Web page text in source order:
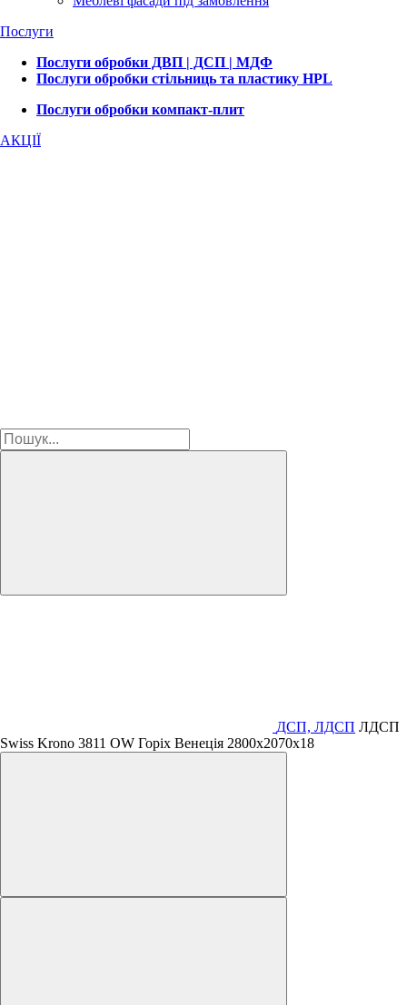
Послуги
Послуги обробки ДВП | ДСП | МДФ
Послуги обробки стільниць та пластику HPL
Послуги обробки компакт-плит
АКЦІЇ
ДСП, ЛДСП ЛДСП
Swiss Krono 3811 OW Горіх Венеція 2800х2070х18